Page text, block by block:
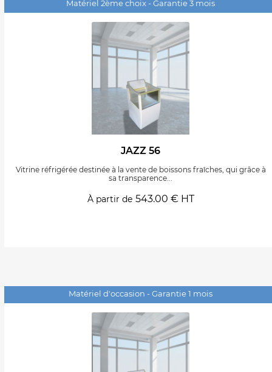
Matériel 2ème choix - Garantie 3 mois
JAZZ 56
Vitrine réfrigérée destinée à la vente de boissons fraîches, qui grâce à
sa transparence...
À partir de 543.00 € HT
Matériel d'occasion - Garantie 1 mois